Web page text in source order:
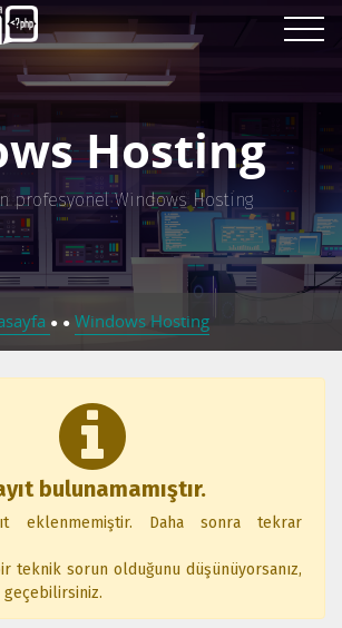
Hosting
profesyonel Windows Hosting
● ● Windows Hosting
bulunamamıştır.
eklenmemiştir. Daha sonra tekrar
teknik sorun olduğunu düşünüyorsanız,